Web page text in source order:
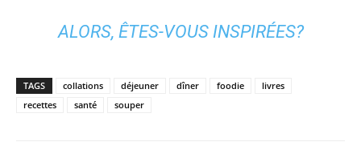
ALORS, ÊTES-VOUS INSPIRÉES?
TAGS collations déjeuner dîner foodie
livres
recettes
santé souper